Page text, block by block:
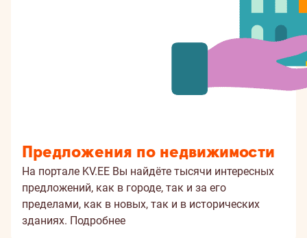
Предложения по недвижимости
На портале KV.EE Вы найдёте тысячи интересных
предложений, как в городе, так и за его
пределами, как в новых, так и в исторических
зданиях. Подробнее